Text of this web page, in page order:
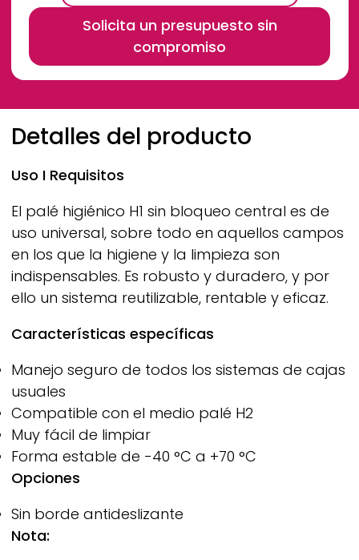
Solicita un presupuesto sin
compromiso
Breadcrumb
Detalles del producto
Uso I Requisitos
El palé higiénico H1 sin bloqueo central es de
uso universal, sobre todo en aquellos campos
en los que la higiene y la limpieza son
indispensables. Es robusto y duradero, y por
ello un sistema reutilizable, rentable y eficaz.
Características específicas
Manejo seguro de todos los sistemas de cajas
usuales
Compatible con el medio palé H2
Muy fácil de limpiar
Forma estable de -40 °C a +70 °C
Opciones
Sin borde antideslizante
Nota: